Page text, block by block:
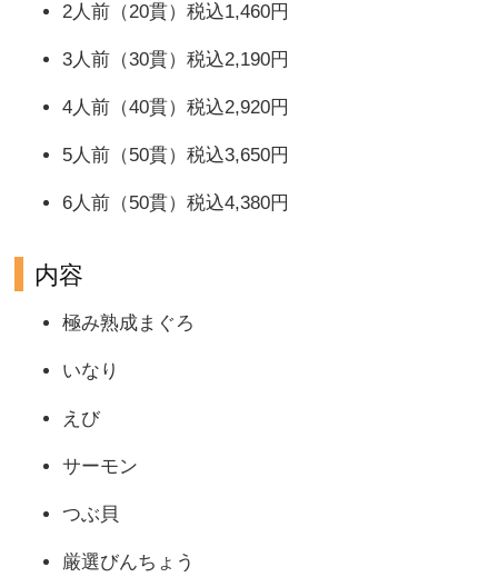
2人前（20貫）税込1,460円
3人前（30貫）税込2,190円
4人前（40貫）税込2,920円
5人前（50貫）税込3,650円
6人前（50貫）税込4,380円
内容
極み熟成まぐろ
いなり
えび
サーモン
つぶ貝
厳選びんちょう